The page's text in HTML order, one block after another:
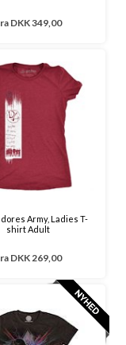
DKK 349,00
Army, Ladies T-
shirt Adult
DKK 269,00